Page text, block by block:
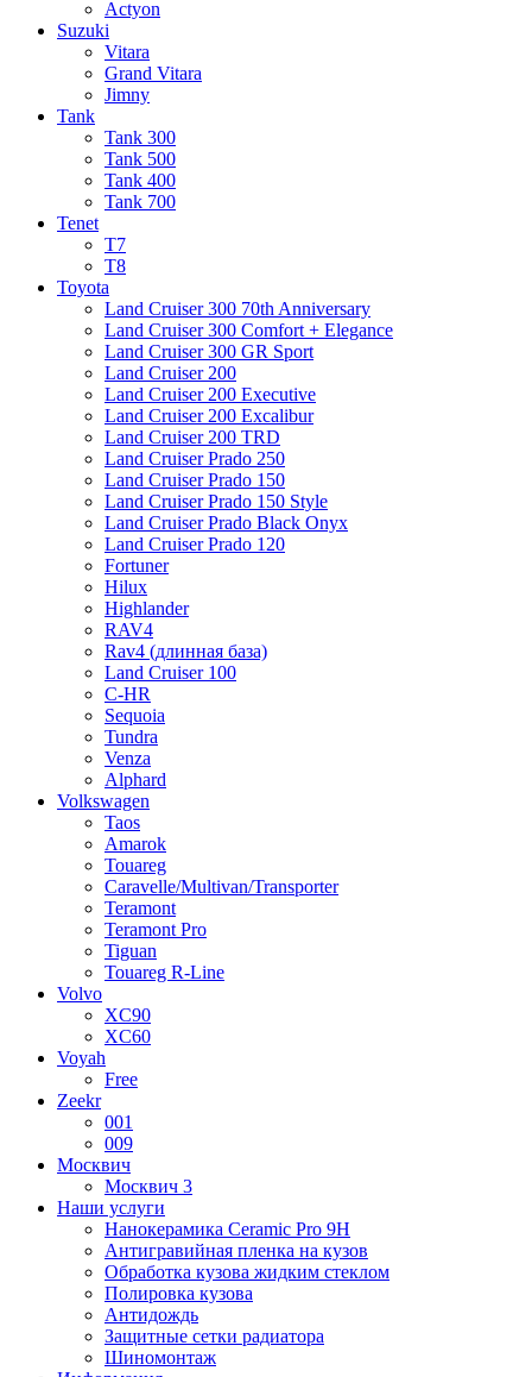
Actyon
Suzuki
Vitara
Grand Vitara
Jimny
Tank
Tank 300
Tank 500
Tank 400
Tank 700
Tenet
T7
T8
Toyota
Land Cruiser 300 70th Anniversary
Land Cruiser 300 Comfort + Elegance
Land Cruiser 300 GR Sport
Land Cruiser 200
Land Cruiser 200 Executive
Land Cruiser 200 Excalibur
Land Cruiser 200 TRD
Land Cruiser Prado 250
Land Cruiser Prado 150
Land Cruiser Prado 150 Style
Land Cruiser Prado Black Onyx
Land Cruiser Prado 120
Fortuner
Hilux
Highlander
RAV4
Rav4 (длинная база)
Land Cruiser 100
C-HR
Sequoia
Tundra
Venza
Alphard
Volkswagen
Taos
Amarok
Touareg
Caravelle/Multivan/Transporter
Teramont
Teramont Pro
Tiguan
Touareg R-Line
Volvo
XC90
XC60
Voyah
Free
Zeekr
001
009
Москвич
Москвич 3
Наши услуги
Нанокерамика Ceramic Pro 9H
Антигравийная пленка на кузов
Обработка кузова жидким стеклом
Полировка кузова
Антидождь
Защитные сетки радиатора
Шиномонтаж